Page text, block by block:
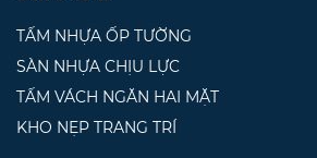
TẤM NHỰA ỐP TƯỜNG
SÀN NHỰA CHỊU LỰC
TẤM VÁCH NGĂN HAI MẶT
KHO NẸP TRANG TRÍ